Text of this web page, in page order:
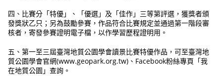
四、比賽分「特優」、「優選」及「佳作」三等第評選，獲獎者頒
發獎狀乙只；另為鼓勵參賽，作品符合比賽規定並通過第一階段審
核者，寄發參賽證明電子檔，以作學習歷程證明用。
五、第一至三屆臺灣地質公園學會讀景比賽特優作品，可至臺灣地
質公園學會官網(www.geopark.org.tw)、Facebook粉絲專頁「我
在地質公園」查詢。